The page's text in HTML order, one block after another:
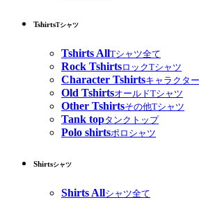
TshirtsTシャツ
Tshirts AllTシャツ全て
Rock TshirtsロックTシャツ
Character Tshirtsキャラクタ
Old TshirtsオールドTシャツ
Other Tshirtsその他Tシャツ
Tank topタンクトップ
Polo shirtsポロシャツ
Shirtsシャツ
Shirts Allシャツ全て